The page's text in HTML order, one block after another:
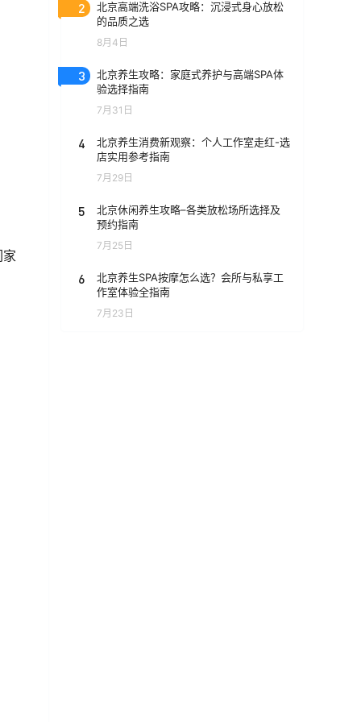
2
北京高端洗浴SPA攻略：沉浸式身心放松
的品质之选
8月4日
3
北京养生攻略：家庭式养护与高端SPA体
验选择指南
7月31日
4
北京养生消费新观察：个人工作室走红-选
店实用参考指南
7月29日
5
北京休闲养生攻略–各类放松场所选择及
预约指南
7月25日
6
北京养生SPA按摩怎么选？会所与私享工
作室体验全指南
7月23日